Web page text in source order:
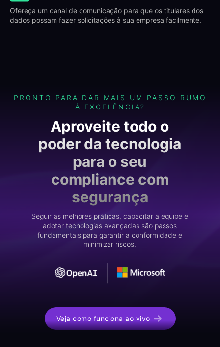
Ofereça um canal de comunicação para que os titulares dos
dados possam fazer solicitações à sua empresa facilmente.
PRONTO PARA DAR MAIS UM PASSO RUMO
À EXCELÊNCIA?
Aproveite todo o
poder da tecnologia
para o seu
compliance com
segurança
Seguir as melhores práticas, capacitar a equipe e
adotar tecnologias avançadas são passos
fundamentais para garantir a conformidade e
minimizar riscos.
Veja como funciona ao vivo